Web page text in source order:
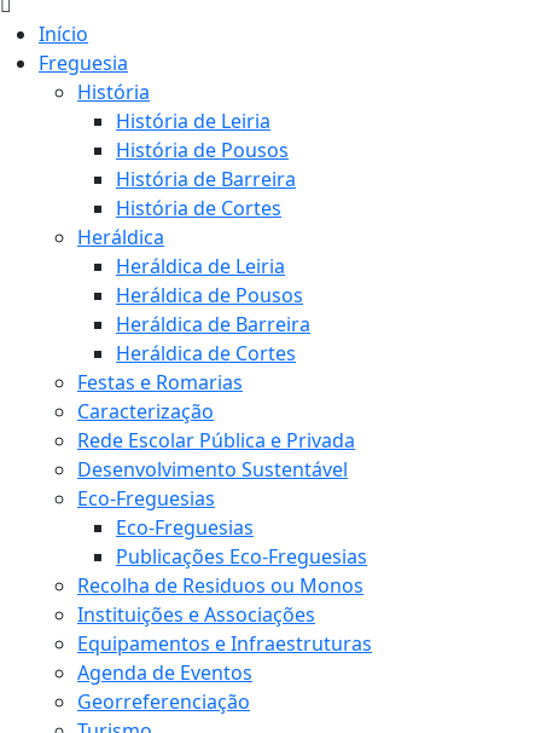
Início
Freguesia
História
História de Leiria
História de Pousos
História de Barreira
História de Cortes
Heráldica
Heráldica de Leiria
Heráldica de Pousos
Heráldica de Barreira
Heráldica de Cortes
Festas e Romarias
Caracterização
Rede Escolar Pública e Privada
Desenvolvimento Sustentável
Eco-Freguesias
Eco-Freguesias
Publicações Eco-Freguesias
Recolha de Residuos ou Monos
Instituições e Associações
Equipamentos e Infraestruturas
Agenda de Eventos
Georreferenciação